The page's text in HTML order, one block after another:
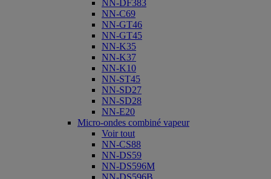
NN-DF383
NN-C69
NN-GT46
NN-GT45
NN-K35
NN-K37
NN-K10
NN-ST45
NN-SD27
NN-SD28
NN-E20
Micro-ondes combiné vapeur
Voir tout
NN-CS88
NN-DS59
NN-DS596M
NN-DS596B